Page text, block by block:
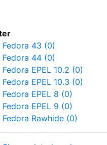
Fedora 43 (0)
Fedora 44 (0)
Fedora EPEL 10.2 (0)
Fedora EPEL 10.3 (0)
Fedora EPEL 8 (0)
Fedora EPEL 9 (0)
Fedora Rawhide (0)